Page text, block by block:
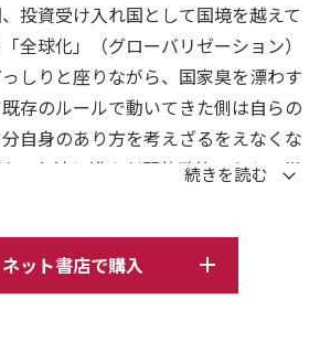
投資受け入れ国として国境を越えて
全球化」（グローバリゼーション）
しりと座りながら、国家臭を漂わす
存のルールで動いてきた側は自らの
自身のあり方を考えざるをえなくな
も、急速に進んだ開放政策のなかで世
んな中国を内外から見つめる最新ル
ネット書店で購入